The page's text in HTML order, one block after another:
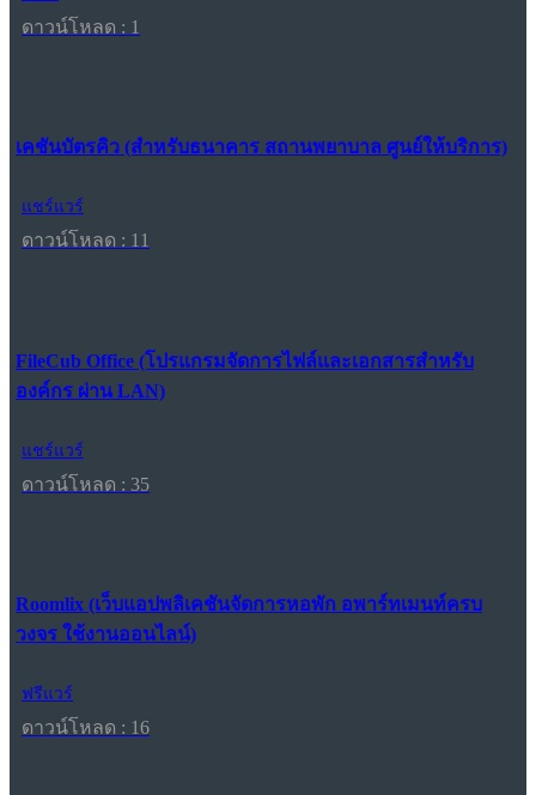
ดาวน์โหลด : 1
เคชันบัตรคิว (สำหรับธนาคาร สถานพยาบาล ศูนย์ให้บริการ)
แชร์แวร์
ดาวน์โหลด : 11
FileCub Office (โปรแกรมจัดการไฟล์และเอกสารสำหรับ
องค์กร ผ่าน LAN)
แชร์แวร์
ดาวน์โหลด : 35
Roomlix (เว็บแอปพลิเคชันจัดการหอพัก อพาร์ทเมนท์ครบ
วงจร ใช้งานออนไลน์)
ฟรีแวร์
ดาวน์โหลด : 16